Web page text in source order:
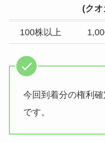
(ク
100株以上
今回到着分の権利
です。